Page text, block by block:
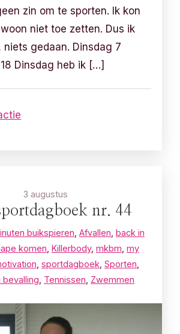
zin om te sporten. Ik kon
niet toe zetten. Dus ik
niets gedaan. Dinsdag 7
Dinsdag heb ik […]
3 augustus
nr. 44
buikspieren Afvallen back in
komen Killerbody, mkbm my
sportdagboek Sporten
bevalling Tennissen Zwemmen